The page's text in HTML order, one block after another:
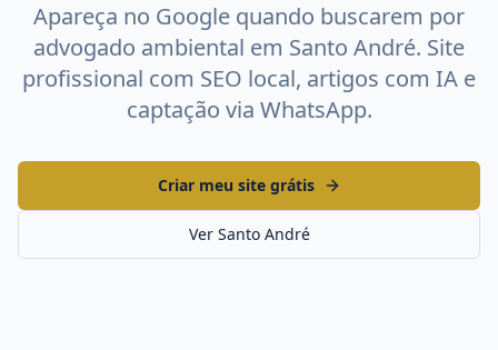
Apareça no Google quando buscarem por
advogado ambiental em Santo André. Site
profissional com SEO local, artigos com IA e
captação via WhatsApp.
Criar meu site grátis
Ver Santo André